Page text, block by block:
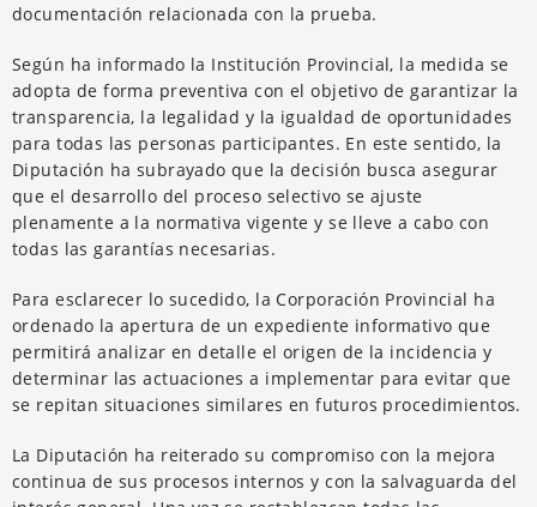
documentación relacionada con la prueba.
Según ha informado la Institución Provincial, la medida se
adopta de forma preventiva con el objetivo de garantizar la
transparencia, la legalidad y la igualdad de oportunidades
para todas las personas participantes. En este sentido, la
Diputación ha subrayado que la decisión busca asegurar
que el desarrollo del proceso selectivo se ajuste
plenamente a la normativa vigente y se lleve a cabo con
todas las garantías necesarias.
Para esclarecer lo sucedido, la Corporación Provincial ha
ordenado la apertura de un expediente informativo que
permitirá analizar en detalle el origen de la incidencia y
determinar las actuaciones a implementar para evitar que
se repitan situaciones similares en futuros procedimientos.
La Diputación ha reiterado su compromiso con la mejora
continua de sus procesos internos y con la salvaguarda del